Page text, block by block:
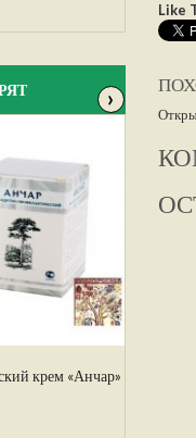
›
крем «Анчар»
Like